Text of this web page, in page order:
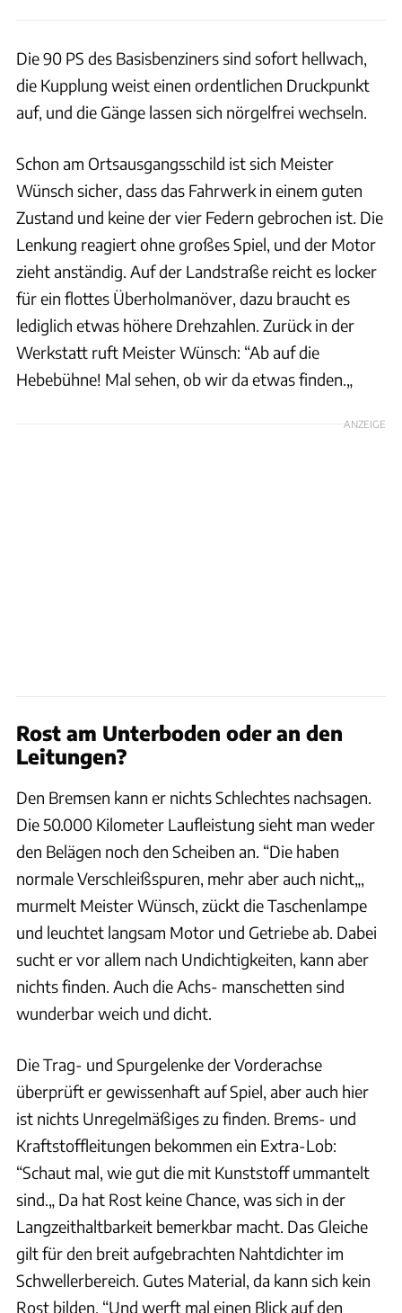
Die 90 PS des Basisbenziners sind sofort hellwach,
die Kupplung weist einen ordentlichen Druckpunkt
auf, und die Gänge lassen sich nörgelfrei wechseln.
Schon am Ortsausgangsschild ist sich Meister
Wünsch sicher, dass das Fahrwerk in einem guten
Zustand und keine der vier Federn gebrochen ist. Die
Lenkung reagiert ohne großes Spiel, und der Motor
zieht anständig. Auf der Landstraße reicht es locker
für ein flottes Überholmanöver, dazu braucht es
lediglich etwas höhere Drehzahlen. Zurück in der
Werkstatt ruft Meister Wünsch: “Ab auf die
Hebebühne! Mal sehen, ob wir da etwas finden.„
ANZEIGE
Rost am Unterboden oder an den
Leitungen?
Den Bremsen kann er nichts Schlechtes nachsagen.
Die 50.000 Kilometer Laufleistung sieht man weder
den Belägen noch den Scheiben an. “Die haben
normale Verschleißspuren, mehr aber auch nicht„,
murmelt Meister Wünsch, zückt die Taschenlampe
und leuchtet langsam Motor und Getriebe ab. Dabei
sucht er vor allem nach Undichtigkeiten, kann aber
nichts finden. Auch die Achs- manschetten sind
wunderbar weich und dicht.
Die Trag- und Spurgelenke der Vorderachse
überprüft er gewissenhaft auf Spiel, aber auch hier
ist nichts Unregelmäßiges zu finden. Brems- und
Kraftstoffleitungen bekommen ein Extra-Lob:
“Schaut mal, wie gut die mit Kunststoff ummantelt
sind.„ Da hat Rost keine Chance, was sich in der
Langzeithaltbarkeit bemerkbar macht. Das Gleiche
gilt für den breit aufgebrachten Nahtdichter im
Schwellerbereich. Gutes Material, da kann sich kein
Rost bilden. “Und werft mal einen Blick auf den